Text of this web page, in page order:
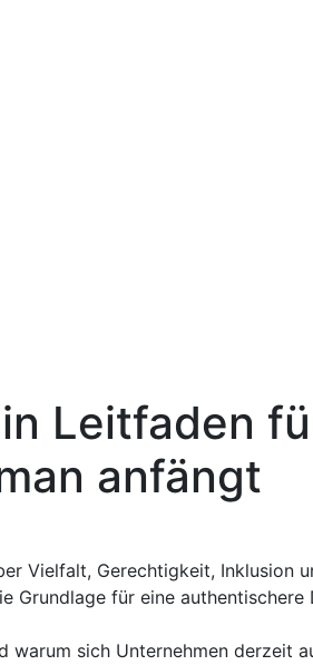
Leitfaden
anfängt
Vielfalt, Gerechtigkeit, Inklusion
Grundlage für eine authentischere
warum sich Unternehmen derzeit